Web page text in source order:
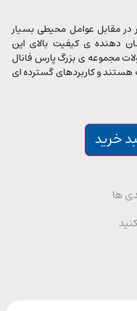
16 آمپر در مقابل عوامل محیطی بسیار
ی کیفیت بالای این
ی بزرگ پارس فانال
و کاربردهای گسترده ای